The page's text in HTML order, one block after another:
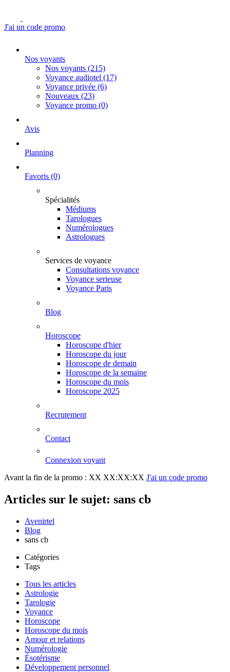
J'ai un code promo
Nos voyants
Nos voyants (215)
Voyance audiotel (17)
Voyance privée (6)
Nouveaux (23)
Voyance promo (0)
Avis
Planning
Favoris (0)
Spécialités
Médiums
Tarologues
Numérologues
Astrologues
Services de voyance
Consultations voyance
Voyance serieuse
Voyance Paris
Blog
Horoscope
Horoscope d'hier
Horoscope du jour
Horoscope de demain
Horoscope de la semaine
Horoscope du mois
Horoscope 2025
Recrutement
Contact
Connexion voyant
Avant la fin de la promo : XX XX:XX:XX J'ai un code promo
Articles sur le sujet: sans cb
Avenirtel
Blog
sans cb
Catégories
Tags
Tous les articles
Astrologie
Tarologie
Voyance
Horoscope
Horoscope du mois
Amour et relations
Numérologie
Ésotérisme
Développement personnel